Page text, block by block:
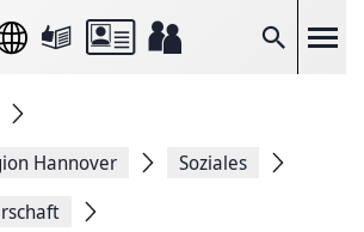
Suche
Hannover
Soziales